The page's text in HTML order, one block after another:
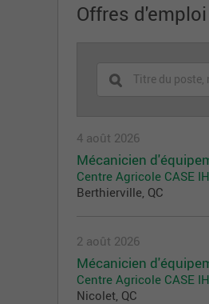
Offres d'emploi
4 août 2026
Mécanicien
Centre Agricole CASE IH
Berthierville, QC
2 août 2026
Mécanicien
Centre Agricole CASE IH
Nicolet, QC